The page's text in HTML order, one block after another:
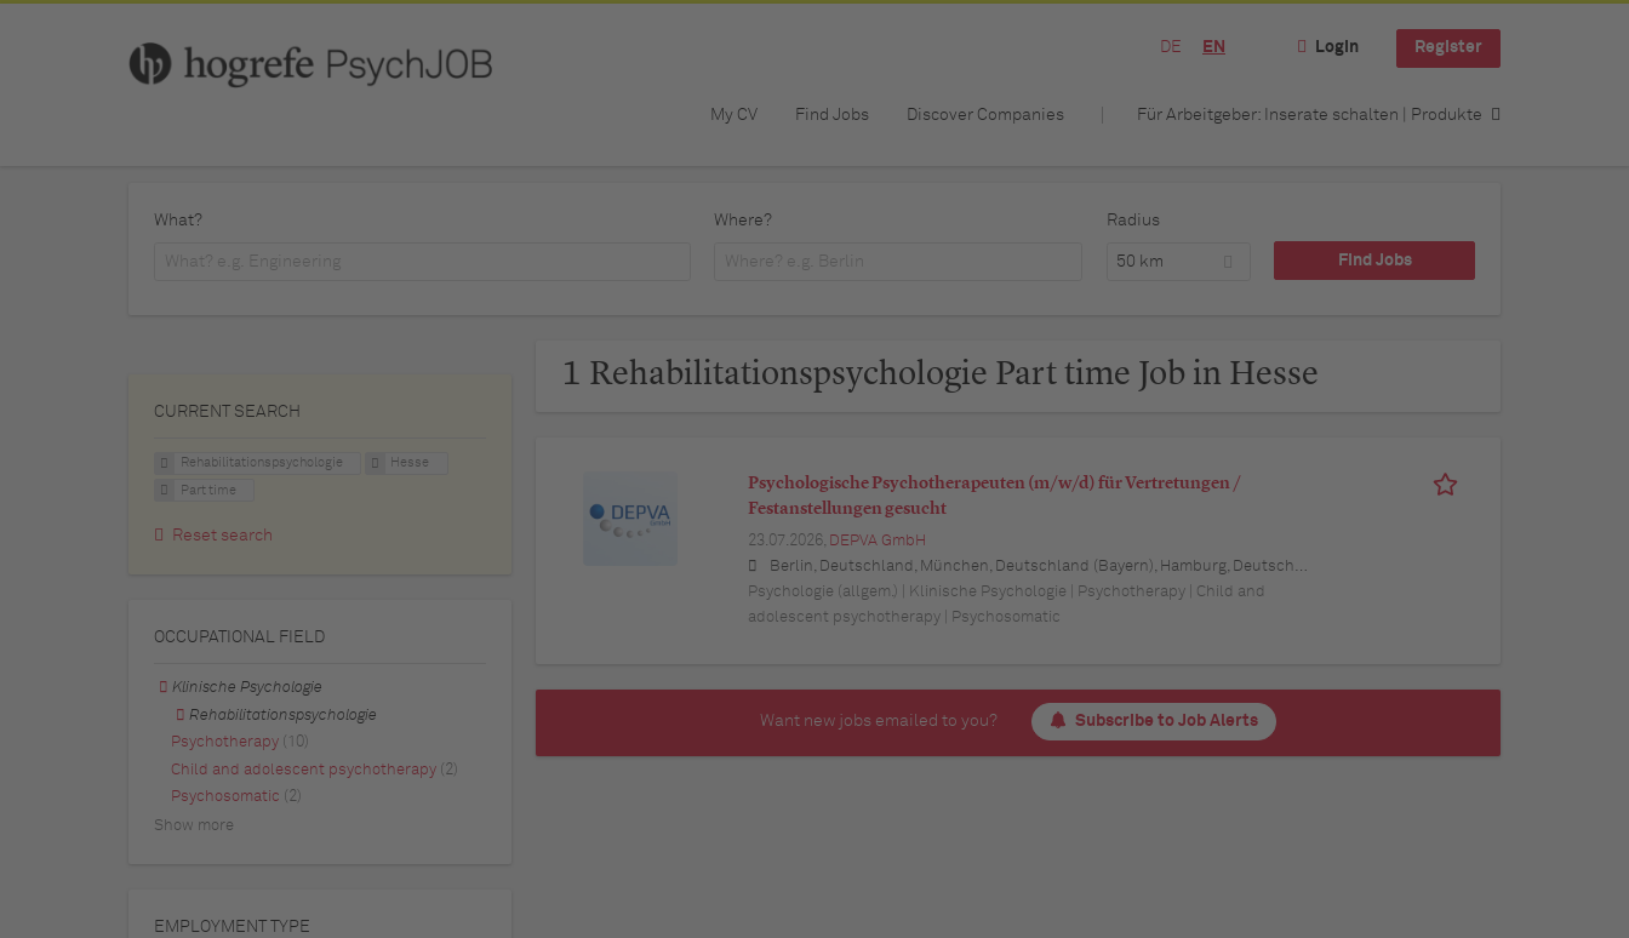
DE EN Login Register
My CV Find Jobs Discover Companies Für Arbeitgeber: Inserate schalten | Produkte
What? Where? Radius
50 km
1 Rehabilitationspsychologie Part time Job in Hesse
Psychologische Psychotherapeuten (m/w/d) für Vertretungen /
Festanstellungen gesucht
23.07.2026, DEPVA GmbH
Berlin, Deutschland, München, Deutschland (Bayern), Hamburg, Deutschland, Düsseldorf, Deutschland (Nordrhein-Westfalen), Köln, Deutschland (Nordrhein-Westfalen), Essen, Deutschland (Nordrhein-Westfalen), Dortmund, Deutschland (Nordrhein-Westfalen), Stuttgart, Deutschland (Baden-Württemberg), Heilbronn, Deutschland (Baden-Württemberg), Hannover, Deutschland (Niedersachsen), Rostock, Deutschland (Mecklenburg-Vorpommern), Kiel, Deutschland (Schleswig-Holstein), Augsburg, Deutschland (Bayern), Nürnberg, Deutschland (Bayern), Frankfurt am Main, Deutschland (Hessen), Bremen, Deutschland, Schwerin, Deutschland (Mecklenburg-Vorpommern), Mainz, Deutschland (Rheinland-Pfalz), Saarbrücken, Deutschland (Saarland), Dresden, Deutschland (Sachsen), Magdeburg, Deutschland (Sachsen-Anhalt), Potsdam, Deutschland (Brandenburg), Erfurt, Deutschland (Thüringen), Würzburg, Deutschland (Bayern), Heilbronn, Deutschland (Baden-Württemberg), Leipzig, Deutschland (Sachsen)
Psychologie (allgem.) | Klinische Psychologie | Psychotherapy | Child and
adolescent psychotherapy | Psychosomatic
Want new jobs emailed to you? Subscribe to Job Alerts
CURRENT SEARCH
Rehabilitationspsychologie Hesse
Part time
Reset search
OCCUPATIONAL FIELD
Klinische Psychologie
Rehabilitationspsychologie
Psychotherapy
(10)
Child and adolescent psychotherapy (2)
Psychosomatic (2)
Show more
EMPLOYMENT TYPE